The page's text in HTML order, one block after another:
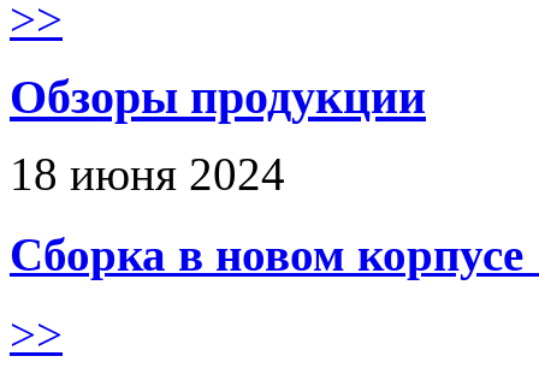
>>
Обзоры продукции
18 июня 2024
Сборка в новом
>>